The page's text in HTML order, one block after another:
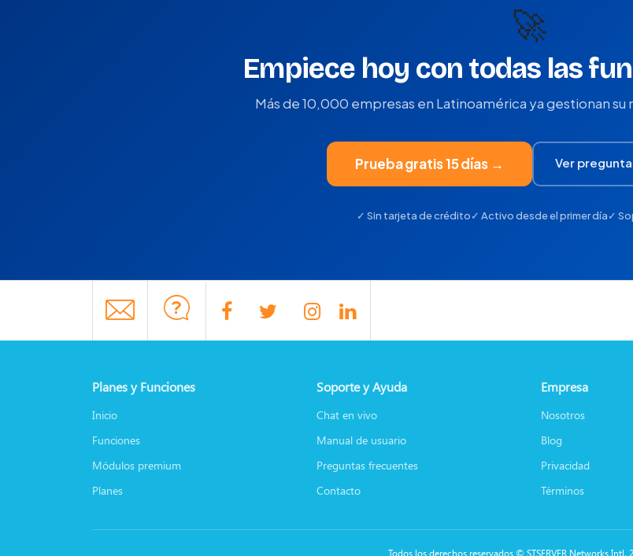
🚀
Empiece hoy con todas las
Más de 10,000 empresas en Latinoamérica ya gestionan
Prueba gratis 15 días → Ver
✓ Sin tarjeta de crédito✓ Activo desde el primer día✓
Planes y Funciones
Inicio
Funciones
Módulos premium
Planes
Soporte y Ayuda
Chat en vivo
Manual de usuario
Preguntas frecuentes
Contacto
Empresa
Nosotros
Blog
Privacidad
Términos
Todos los derechos reservados © STSERVER Networks Intl.